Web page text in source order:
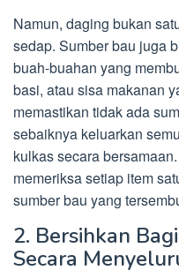
Namun, daging bukan
sedap. Sumber bau juga
buah-buahan yang
basi, atau sisa makanan
memastikan tidak ada
sebaiknya keluarkan
kulkas secara
memeriksa setiap item
sumber bau yang
2. Bersihkan
Secara